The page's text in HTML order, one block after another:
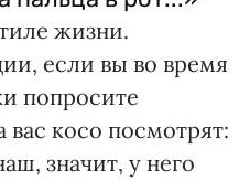
жизни.
если вы во время
попросите
вас косо посмотрят:
значит, у него